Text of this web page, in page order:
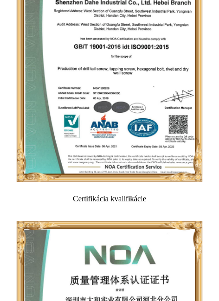
Certifikácia kvalifikácie